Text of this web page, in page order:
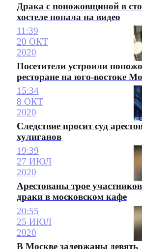
Драка с поножовщиной в
хостеле попала на видео
11:39
20 ОКТ
2020
Посетители устроили
ресторане на юго-востоке
15:34
8 ОКТ
2020
Следствие просит суд
хулиганов
19:39
27 ИЮЛ
2020
Арестованы трое
драки в московском кафе
20:55
25 ИЮЛ
2020
В Москве задержаны девять